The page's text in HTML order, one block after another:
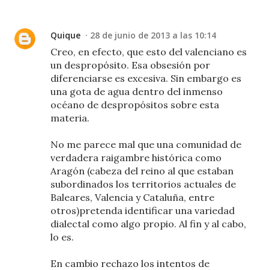
Quique 28 de junio de 2013 a las 10:14
Creo, en efecto, que esto del valenciano es
un despropósito. Esa obsesión por
diferenciarse es excesiva. Sin embargo es
una gota de agua dentro del inmenso
océano de despropósitos sobre esta
materia.
No me parece mal que una comunidad de
verdadera raigambre histórica como
Aragón (cabeza del reino al que estaban
subordinados los territorios actuales de
Baleares, Valencia y Cataluña, entre
otros)pretenda identificar una variedad
dialectal como algo propio. Al fin y al cabo,
lo es.
En cambio rechazo los intentos de